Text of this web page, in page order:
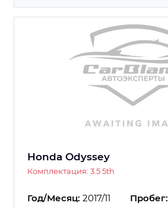
Honda Odyssey
Комплектация: 3.5 5th
Год/Месяц: 2017/11 Пробег: